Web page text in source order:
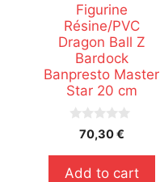
Figurine
Résine/PVC
Dragon Ball Z
Bardock
Banpresto Master
Star 20 cm
s
5
70,30€
Add to cart